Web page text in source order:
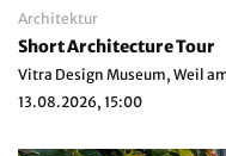
Architektur
Short Architecture Tour
Vitra Design Museum, Weil
13.08.2026, 15:00